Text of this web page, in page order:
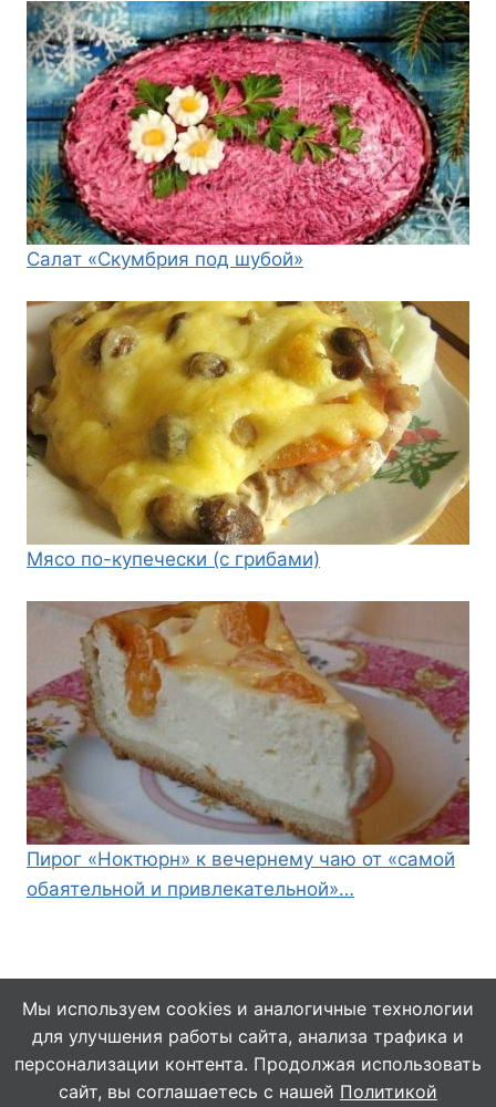
Салат «Скумбрия под шубой»
Мясо по-купечески (с грибами)
Пирог «Ноктюрн» к вечернему чаю от «самой
обаятельной и привлекательной»…
© 2026 Кулинарушка - Вкусные Рецепты
Мы используем cookies и аналогичные технологии
для улучшения работы сайта, анализа трафика и
персонализации контента. Продолжая использовать
сайт, вы соглашаетесь с нашей Политикой